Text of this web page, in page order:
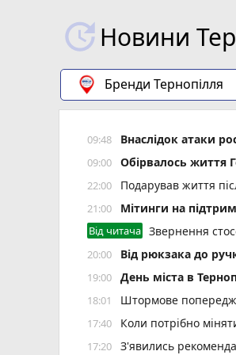
Новини
Бренди Тернопілля
09:48 Внаслідок атаки
09:00 Обірвалось життя
22:00 Подарував життя
21:00 Мітинги на
Від читача Звернення
20:00 Від рюкзака до
19:00 День міста в
18:01 Штормове
17:40 Коли потрібно
17:20 З'явились